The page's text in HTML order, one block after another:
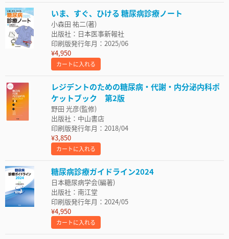
いま、すぐ、ひける 糖尿病診療ノート
小森田 祐二(著)
出版社：日本医事新報社
印刷版発行年月：2025/06
¥4,950
カートに入れる
レジデントのための糖尿病・代謝・内分泌内科ポ
ケットブック 第2版
野田 光彦(監修)
出版社：中山書店
印刷版発行年月：2018/04
¥3,850
カートに入れる
糖尿病診療ガイドライン2024
日本糖尿病学会(編著)
出版社：南江堂
印刷版発行年月：2024/05
¥4,950
カートに入れる